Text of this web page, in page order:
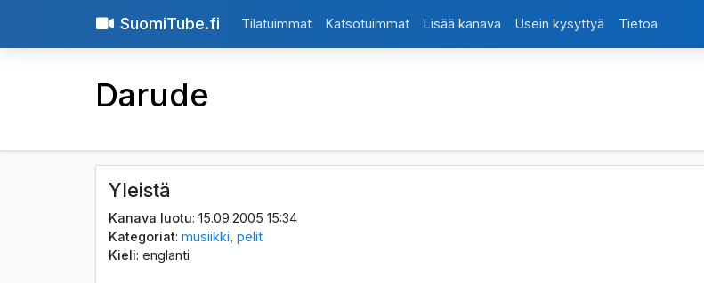
SuomiTube.fi Tilatuimmat Katsotuimmat Lisää kanava Usein kysyttyä Tietoa
Darude
Yleistä
Kanava luotu: 15.09.2005 15:34
Kategoriat:musiikki ,pelit
Kieli: englanti